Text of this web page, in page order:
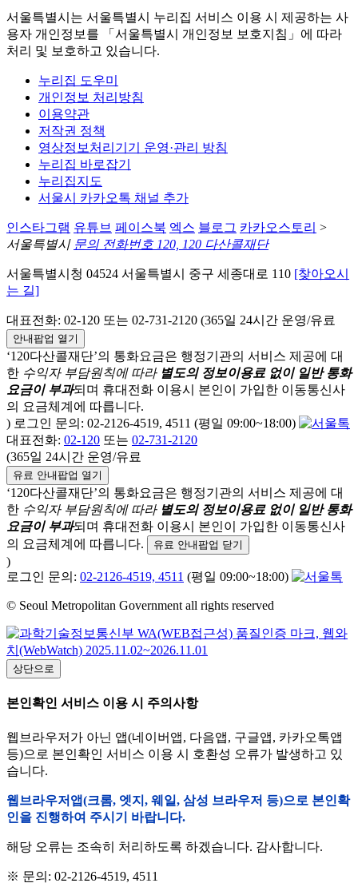
서울특별시는 서울특별시 누리집 서비스 이용 시 제공하는 사
용자 개인정보를 「서울특별시 개인정보 보호지침」에 따라
처리 및 보호하고 있습니다.
누리집 도우미
개인정보 처리방침
이용약관
저작권 정책
영상정보처리기기 운영·관리 방침
누리집 바로잡기
누리집지도
서울시 카카오톡 채널 추가
인스타그램 유튜브 페이스북 엑스 블로그 카카오스토리 >
서울특별시 문의 전화번호 120, 120 다산콜재단
서울특별시청 04524 서울특별시 중구 세종대로 110 [찾아오시
는 길]
대표전화: 02-120 또는 02-731-2120 (365일 24시간 운영/유료
안내팝업 열기
‘120다산콜재단’의 통화요금은 행정기관의 서비스 제공에 대
한 수익자 부담원칙에 따라 별도의 정보이용료 없이 일반 통화
요금이 부과되며 휴대전화 이용시 본인이 가입한 이동통신사
의 요금체계에 따릅니다.
) 로그인 문의: 02-2126-4519, 4511 (평일 09:00~18:00)
대표전화: 02-120 또는 02-731-2120
(365일 24시간 운영/유료
유료 안내팝업 열기
‘120다산콜재단’의 통화요금은 행정기관의 서비스 제공에 대
한 수익자 부담원칙에 따라 별도의 정보이용료 없이 일반 통화
요금이 부과되며 휴대전화 이용시 본인이 가입한 이동통신사
의 요금체계에 따릅니다.
유료 안내팝업 닫기
)
로그인 문의: 02-2126-4519, 4511 (평일 09:00~18:00)
© Seoul Metropolitan Government all rights reserved
상단으로
본인확인 서비스 이용 시 주의사항
웹브라우저가 아닌 앱(네이버앱, 다음앱, 구글앱, 카카오톡앱
등)으로 본인확인 서비스 이용 시 호환성 오류가 발생하고 있
습니다.
웹브라우저앱(크롬, 엣지, 웨일, 삼성 브라우저 등)으로 본인확
인을 진행하여 주시기 바랍니다.
해당 오류는 조속히 처리하도록 하겠습니다. 감사합니다.
※ 문의: 02-2126-4519, 4511